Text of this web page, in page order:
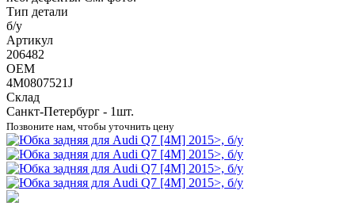
Тип детали
б/у
Артикул
206482
OEM
4M0807521J
Склад
Санкт-Петербург - 1шт.
Позвоните нам, чтобы уточнить цену